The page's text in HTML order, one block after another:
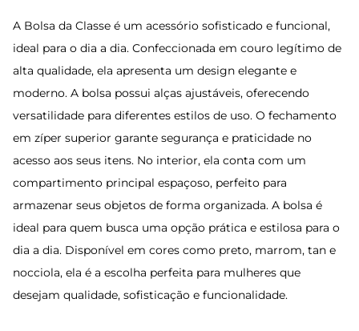
A Bolsa da Classe é um acessório sofisticado e funcional,
ideal para o dia a dia. Confeccionada em couro legítimo de
alta qualidade, ela apresenta um design elegante e
moderno. A bolsa possui alças ajustáveis, oferecendo
versatilidade para diferentes estilos de uso. O fechamento
em zíper superior garante segurança e praticidade no
acesso aos seus itens. No interior, ela conta com um
compartimento principal espaçoso, perfeito para
armazenar seus objetos de forma organizada. A bolsa é
ideal para quem busca uma opção prática e estilosa para o
dia a dia. Disponível em cores como preto, marrom, tan e
nocciola, ela é a escolha perfeita para mulheres que
desejam qualidade, sofisticação e funcionalidade.